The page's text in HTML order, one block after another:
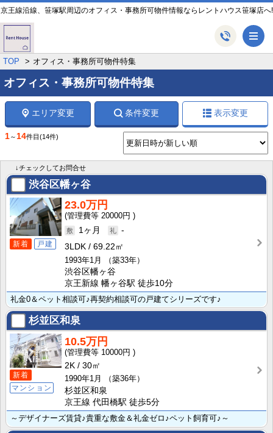
京王線沿線、笹塚駅周辺のオフィス・事務所可物件情報ならレントハウス笹塚店へ!
TOP オフィス・事務所可物件特集
オフィス・事務所可物件特集
エリア変更 条件変更 表示変更
1～14件目 (14件)
↓チェックしてお問合せ
渋谷区幡ヶ谷
新着 戸建
23.0万円
20000円
1ヶ月
-
3LDK
69.22㎡
1993年1月
（築33年）
渋谷区幡ヶ谷
京王新線 幡ヶ谷駅 徒歩10分
礼金0＆ペット相談可♪再契約相談可の戸建てシリーズです♪
杉並区和泉
新着
マンション
10.5万円
10000円
2K
30㎡
1990年1月
（築36年）
杉並区和泉
京王線 代田橋駅 徒歩5分
～デザイナーズ賃貸♪貴重な敷金＆礼金ゼロ♪ペット飼育可♪～